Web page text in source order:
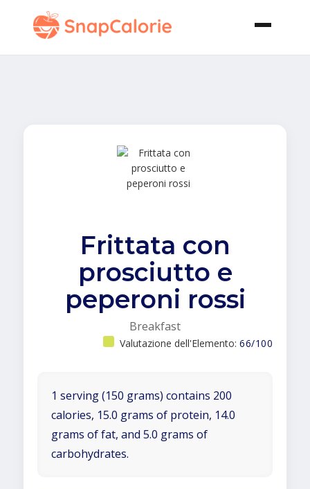
Frittata con
prosciutto e
peperoni rossi
Breakfast
Valutazione dell'Elemento: 66/100
1 serving (150 grams) contains 200
calories, 15.0 grams of protein, 14.0
grams of fat, and 5.0 grams of
carbohydrates.